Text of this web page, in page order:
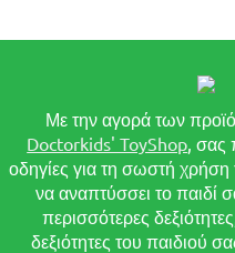
Με την αγορά των
Doctorkids' ToyShop, σας
οδηγίες για τη σωστή
να αναπτύσσει το παιδί
περισσότερες
δεξιότητες του παιδιού